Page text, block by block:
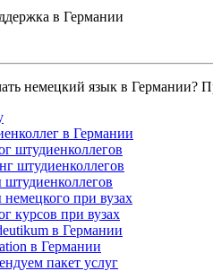
в Германии
немецкий язык в Германии?
в Германии
штудиенколлегов
штудиенколлегов
при вузах
курсов при вузах
в Германии
в Германии
пакет услуг